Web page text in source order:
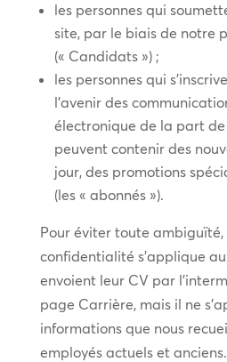
les personnes qui
site, par le biais de notre
(« Candidats ») ;
les personnes qui
l’avenir des
électronique de la part
peuvent contenir des
jour, des promotions
(les « abonnés »).
Pour éviter toute ambiguïté,
confidentialité s’applique
envoient leur CV par
page Carrière, mais il ne
informations que nous
employés actuels et